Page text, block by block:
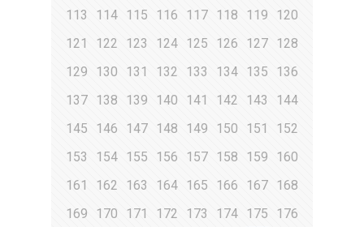
113
114 115 116 117 118 119
120
121
122 123 124 125 126 127 128
129
130 131 132 133 134 135
136
137 138 139 140 141 142 143
144
145
146 147 148 149 150 151
152
153
154 155 156 157 158 159
160
161
162 163 164 165 166 167 168
169
170 171 172 173 174 175
176